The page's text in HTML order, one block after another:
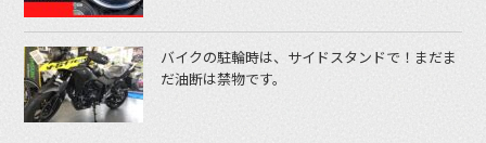
バイクの駐輪時は、サイドスタンドで！まだま
だ油断は禁物です。